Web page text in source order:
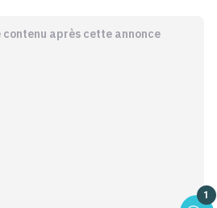
contenu après cette annonce
1